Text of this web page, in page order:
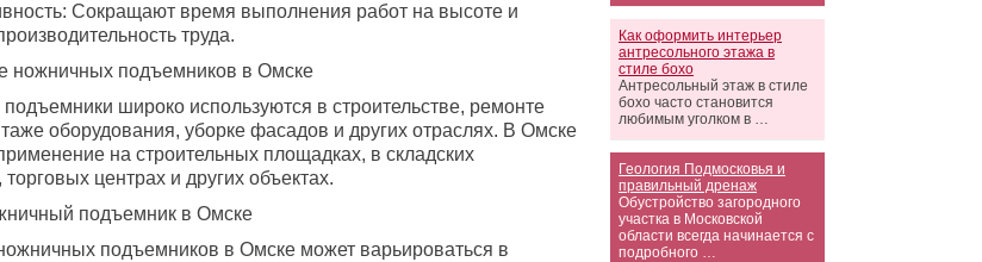
Как оформить интерьер
антресольного этажа в
стиле бохо
Антресольный этаж в стиле
бохо часто становится
любимым уголком в …
Геология Подмосковья и
правильный дренаж
Обустройство загородного
участка в Московской
области всегда начинается с
подробного …
Сокращают время выполнения работ на высоте и
труда.
ножничных подъемников в Омске
широко используются в строительстве, ремонте
оборудования, уборке фасадов и других отраслях. В Омске
на строительных площадках, в складских
торговых центрах и других объектах.
подъемник в Омске
подъемников в Омске может варьироваться в